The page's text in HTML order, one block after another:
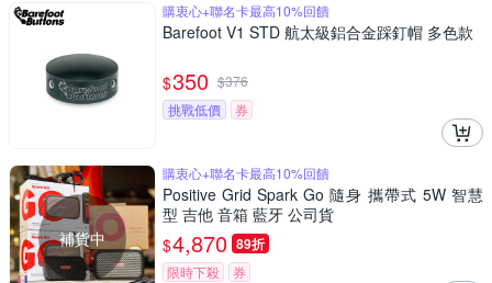
購衷心+聯名卡最高10%回饋
Barefoot V1 STD 航太級鋁合金踩釘帽 多色款
$350 $376
挑戰低價
券
補貨中
購衷心+聯名卡最高10%回饋
Positive Grid Spark Go 隨身 攜帶式 5W 智慧
型 吉他 音箱 藍牙 公司貨
$4,870 89折
限時下殺 券